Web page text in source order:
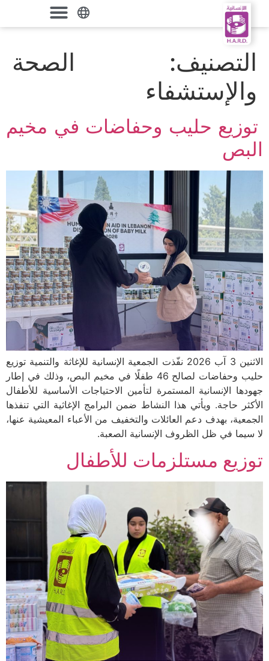
التصنيف: الصحة
والإستشفاء
توزيع حليب وحفاضات في مخيم
البص
الاثنين 3 آب 2026 نفّذت الجمعية الإنسانية للإغاثة والتنمية توزيع
حليب وحفاضات لصالح 46 طفلًا في مخيم البص، وذلك في إطار
جهودها الإنسانية المستمرة لتأمين الاحتياجات الأساسية للأطفال
الأكثر حاجة. ويأتي هذا النشاط ضمن البرامج الإغاثية التي تنفذها
الجمعية، بهدف دعم العائلات والتخفيف من الأعباء المعيشية عنها،
لا سيما في ظل الظروف الإنسانية الصعبة.
توزيع مستلزمات للأطفال